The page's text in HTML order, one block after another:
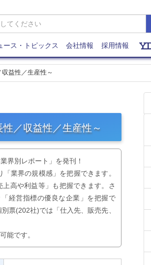
ース・トピックス 会社情報 採用情報
益性／生産性～
／収益性／生産性～
界別レポート」を発刊！
業界の規模感」を把握できます。
高や利益等」も把握できます。さ
経営指標の優良な企業」を把握で
票(202社)では「仕入先、販売先、
能です。